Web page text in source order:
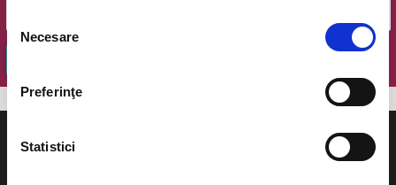
consimțământului
Necesare
Preferinţe
Statistici